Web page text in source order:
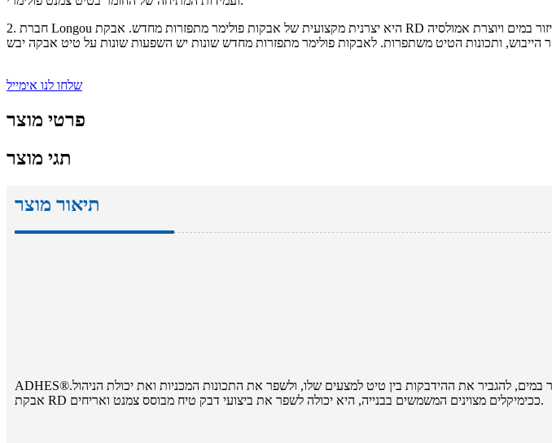
2. חברת Longou היא יצרנית מקצועית של אבקות פולימר מתפזרות מחדש. אבקת RD לאריחים מיוצרת מאמולסיה פולימרית על ידי ייבוש בהתזה, מעורבבת עם מים בטיט, עוברת אמולסיה ופיזור במים ויוצרת אמולסיה
שלחו לנו אימייל
פרטי מוצר
תגי מוצר
תיאור מוצר
ADHES®במים, להגביר את ההידבקות בין טיט למצעים שלו, ולשפר את התכונות המכניות ואת יכולת הניהול.
אבקת RD ככימיקלים מצוינים המשמשים בבנייה, היא יכולה לשפר את ביצועי דבק טיח מבוסס צמנט ואריחים.